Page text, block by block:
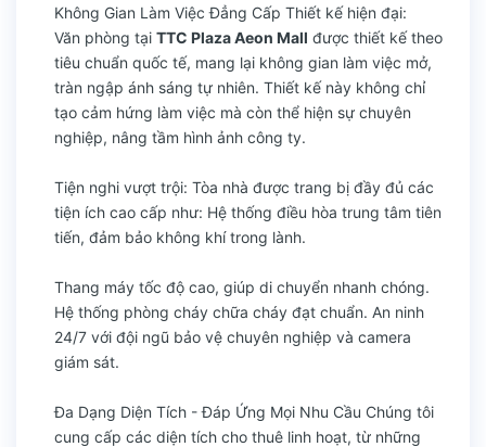
Không Gian Làm Việc Đẳng Cấp Thiết kế hiện đại:
Văn phòng tại TTC Plaza Aeon Mall được thiết kế theo
tiêu chuẩn quốc tế, mang lại không gian làm việc mở,
tràn ngập ánh sáng tự nhiên. Thiết kế này không chỉ
tạo cảm hứng làm việc mà còn thể hiện sự chuyên
nghiệp, nâng tầm hình ảnh công ty.
Tiện nghi vượt trội: Tòa nhà được trang bị đầy đủ các
tiện ích cao cấp như: Hệ thống điều hòa trung tâm tiên
tiến, đảm bảo không khí trong lành.
Thang máy tốc độ cao, giúp di chuyển nhanh chóng.
Hệ thống phòng cháy chữa cháy đạt chuẩn. An ninh
24/7 với đội ngũ bảo vệ chuyên nghiệp và camera
giám sát.
Đa Dạng Diện Tích - Đáp Ứng Mọi Nhu Cầu Chúng tôi
cung cấp các diện tích cho thuê linh hoạt, từ những